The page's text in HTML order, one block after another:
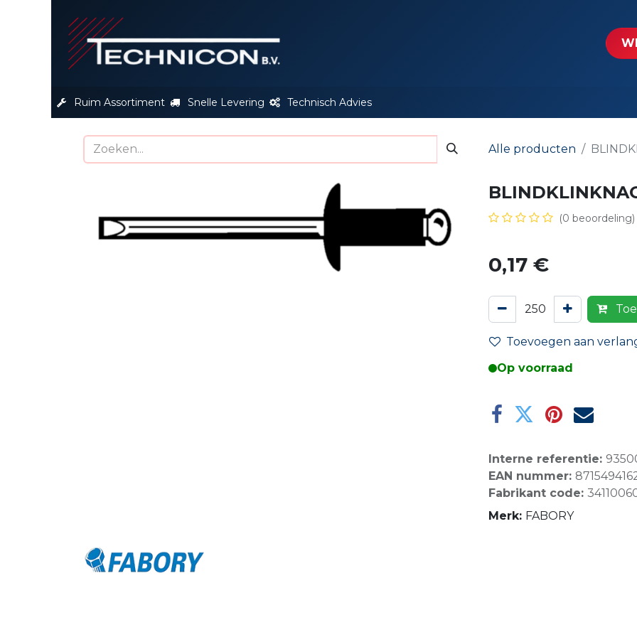
Contact
Ruim Assortiment Snelle Levering Technisch Advies
Alle producten
(0 beoordeling)
0,17 €
Toevoegen aan
Op voorraad
Interne referentie:
EAN nummer:
Fabrikant code:
Merk: FABORY